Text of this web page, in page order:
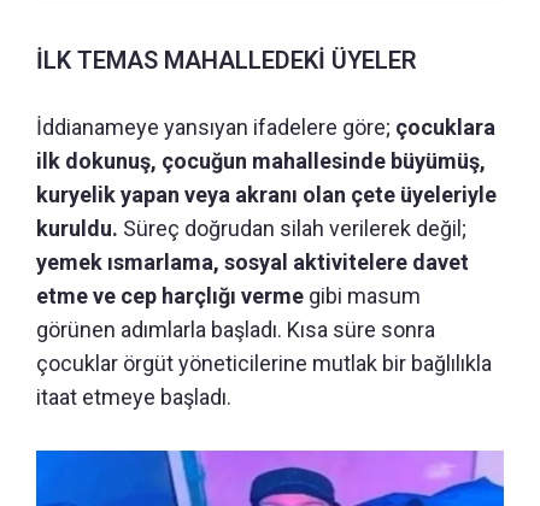
İLK TEMAS MAHALLEDEKİ ÜYELER
İddianameye yansıyan ifadelere göre; çocuklara
ilk dokunuş, çocuğun mahallesinde büyümüş,
kuryelik yapan veya akranı olan çete üyeleriyle
kuruldu. Süreç doğrudan silah verilerek değil;
yemek ısmarlama, sosyal aktivitelere davet
etme ve cep harçlığı verme gibi masum
görünen adımlarla başladı. Kısa süre sonra
çocuklar örgüt yöneticilerine mutlak bir bağlılıkla
itaat etmeye başladı.